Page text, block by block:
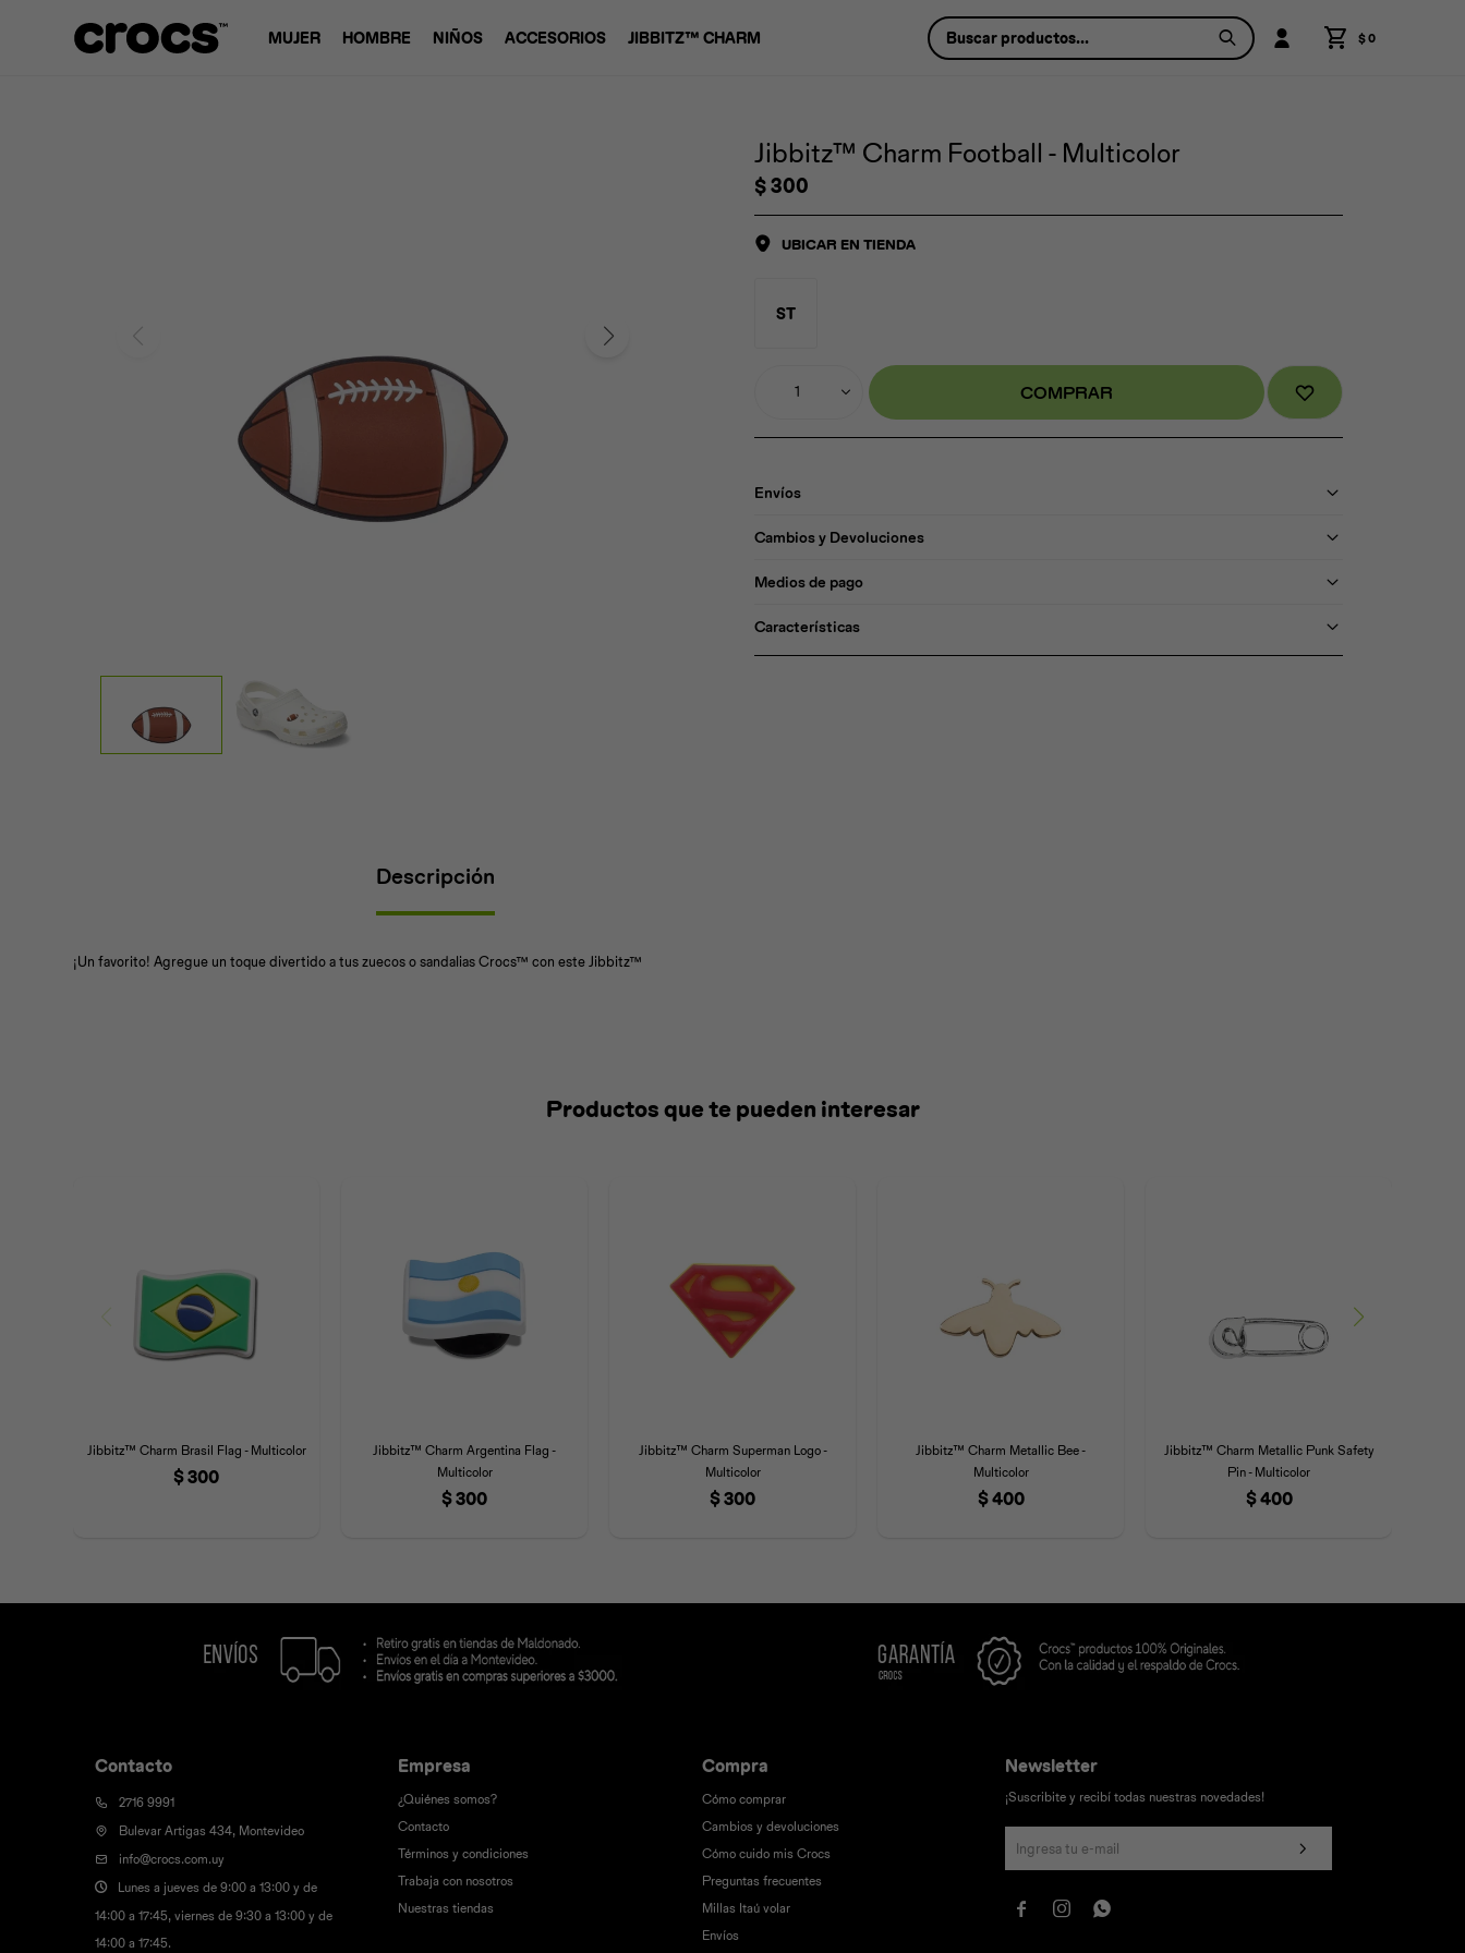
MUJER HOMBRE NIÑOS ACCESORIOS JIBBITZ™ CHARM $0
Jibbitz™ Charm Football - Multicolor
$300
UBICAR EN TIENDA
ST
1 COMPRAR
Envíos
Cambios y Devoluciones
Medios de pago
Características
Descripción
¡Un favorito! Agregue un toque divertido a tus zuecos o sandalias Crocs™ con este Jibbitz™
Productos que te pueden interesar
Jibbitz™ Charm Brasil Flag - Multicolor
$300
Jibbitz™ Charm Argentina Flag -
Multicolor
$300
Jibbitz™ Charm Superman Logo -
Multicolor
$300
Jibbitz™ Charm Metallic Bee -
Multicolor
$400
Jibbitz™ Charm Metallic Punk Safety
Pin - Multicolor
$400
Contacto
2716 9991
Bulevar Artigas 434, Montevideo
info@crocs.com.uy
Lunes a jueves de 9:00 a 13:00 y de
14:00 a 17:45, viernes de 9:30 a 13:00 y de
14:00 a 17:45.
Empresa
¿Quiénes somos?
Contacto
Términos y condiciones
Trabaja con nosotros
Nuestras tiendas
Compra
Cómo comprar
Cambios y devoluciones
Cómo cuido mis Crocs
Preguntas frecuentes
Millas Itaú volar
Envíos
Newsletter
¡Suscribite y recibí todas nuestras novedades!
  